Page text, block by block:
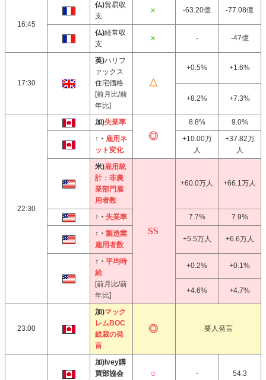
16:45
仏)貿易収
支
-63.20億 -77.08億
仏)経常収
支
- -47億
17:30
英)ハリフ
ァックス
住宅価格
[前月比/前
年比]
+0.5% +1.6%
+8.2% +7.3%
22:30
加)失業率 8.8%
9.0%
↑・ 雇用ネ
ット変化
+10.00万
人
+37.82万
人
米)雇用統
計 ： 非農
業部門雇
用者数
+60.0万人 +66.1万人
↑・ 失業率 7.7%
7.9%
↑・ 製造業
雇用者数
+5.5万人 +6.6万人
↑・ 平均時
給
[前月比/前
年比]
+0.2% +0.1%
+4.6% +4.7%
23:00
加)マック
レムBOC
総裁の発
言
要人発言
加)Ivey購
買部協会
- 54.3